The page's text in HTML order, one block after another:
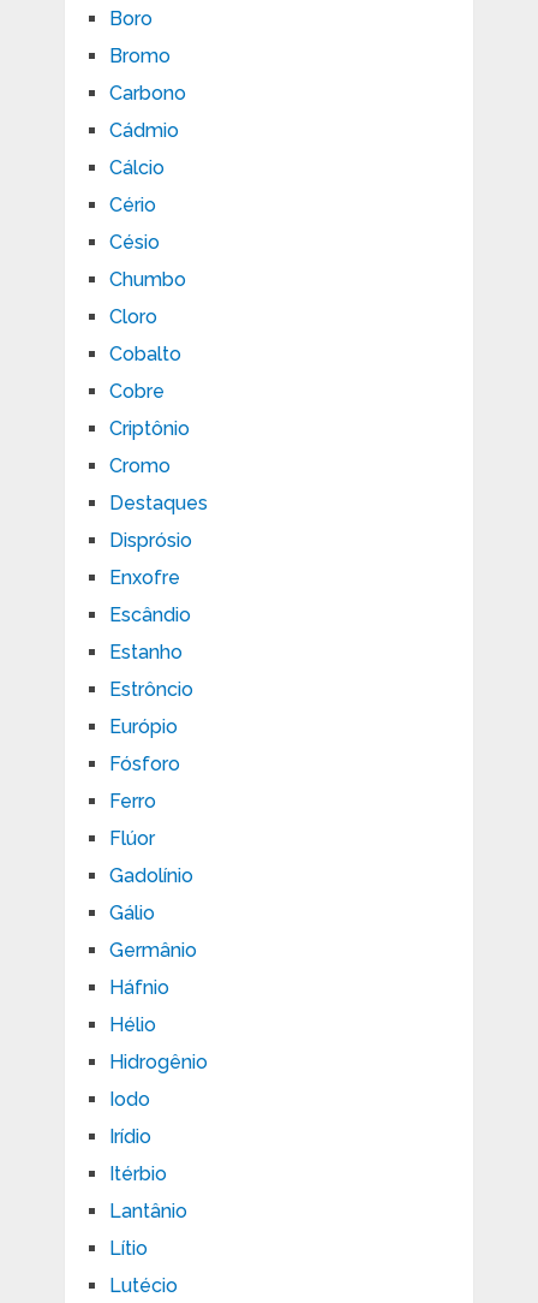
Boro
Bromo
Carbono
Cádmio
Cálcio
Cério
Césio
Chumbo
Cloro
Cobalto
Cobre
Criptônio
Cromo
Destaques
Disprósio
Enxofre
Escândio
Estanho
Estrôncio
Európio
Fósforo
Ferro
Flúor
Gadolínio
Gálio
Germânio
Háfnio
Hélio
Hidrogênio
Iodo
Irídio
Itérbio
Lantânio
Lítio
Lutécio